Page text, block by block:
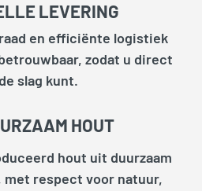
LEVERING
en efficiënte logistiek
zodat u direct
slag kunt.
HOUT
hout uit duurzaam
met respect voor natuur,